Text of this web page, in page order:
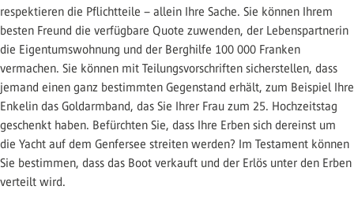
respektieren die Pflichtteile – allein Ihre Sache. Sie können Ihrem
besten Freund die verfügbare Quote zuwenden, der Lebenspartnerin
die Eigentumswohnung und der Berghilfe 100 000 Franken
vermachen. Sie können mit Teilungsvorschriften sicherstellen, dass
jemand einen ganz bestimmten Gegenstand erhält, zum Beispiel Ihre
Enkelin das Goldarmband, das Sie Ihrer Frau zum 25. Hochzeitstag
geschenkt haben. Befürchten Sie, dass Ihre Erben sich dereinst um
die Yacht auf dem Genfersee streiten werden? Im Testament können
Sie bestimmen, dass das Boot verkauft und der Erlös unter den Erben
verteilt wird.